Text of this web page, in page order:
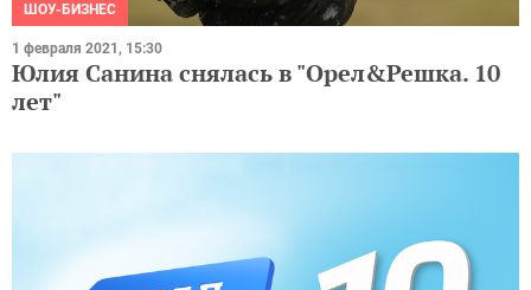
ШОУ-БИЗНЕС
1 февраля 2021, 15:30
Юлия Санина снялась в "Орел&Решка. 10
лет"